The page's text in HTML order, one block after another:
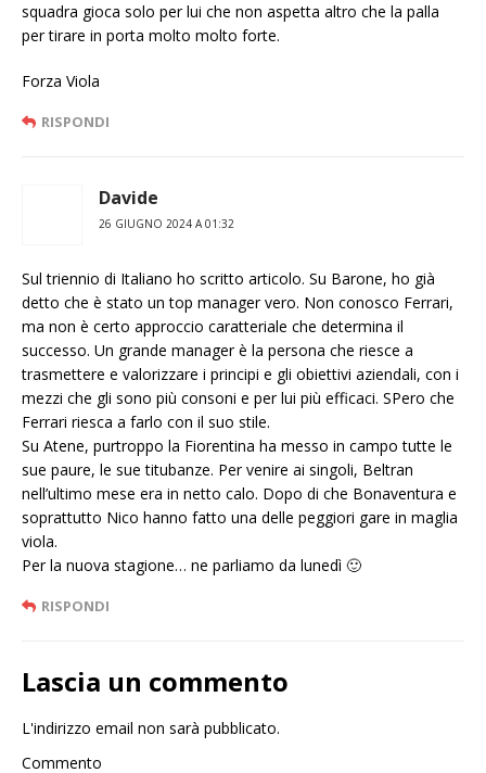
squadra gioca solo per lui che non aspetta altro che la palla
per tirare in porta molto molto forte.
Forza Viola
RISPONDI
Davide
26 GIUGNO 2024 A 01:32
Sul triennio di Italiano ho scritto articolo. Su Barone, ho già
detto che è stato un top manager vero. Non conosco Ferrari,
ma non è certo approccio caratteriale che determina il
successo. Un grande manager è la persona che riesce a
trasmettere e valorizzare i principi e gli obiettivi aziendali, con i
mezzi che gli sono più consoni e per lui più efficaci. SPero che
Ferrari riesca a farlo con il suo stile.
Su Atene, purtroppo la Fiorentina ha messo in campo tutte le
sue paure, le sue titubanze. Per venire ai singoli, Beltran
nell’ultimo mese era in netto calo. Dopo di che Bonaventura e
soprattutto Nico hanno fatto una delle peggiori gare in maglia
viola.
Per la nuova stagione… ne parliamo da lunedì 🙂
RISPONDI
Lascia un commento
L'indirizzo email non sarà pubblicato.
Commento